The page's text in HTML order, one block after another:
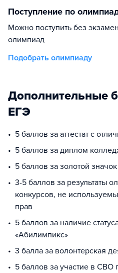
Поступление по
Можно поступить без
олимпиад
Подобрать олимпиаду
Дополнительные
ЕГЭ
5 баллов за аттестат с
5 баллов за диплом
5 баллов за золотой
3-5 баллов за результаты
конкурсов, не
прав
5 баллов за наличие
«Абилимпикс»
3 балла за волонтерская
5 баллов за участие в